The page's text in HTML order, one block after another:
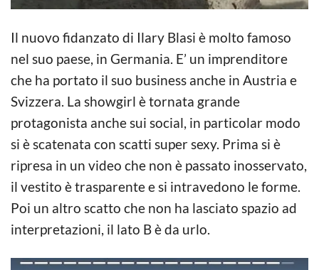
Il nuovo fidanzato di Ilary Blasi è molto famoso
nel suo paese, in Germania. E’ un imprenditore
che ha portato il suo business anche in Austria e
Svizzera. La showgirl è tornata grande
protagonista anche sui social, in particolar modo
si è scatenata con scatti super sexy. Prima si è
ripresa in un video che non è passato inosservato,
il vestito è trasparente e si intravedono le forme.
Poi un altro scatto che non ha lasciato spazio ad
interpretazioni, il lato B è da urlo.